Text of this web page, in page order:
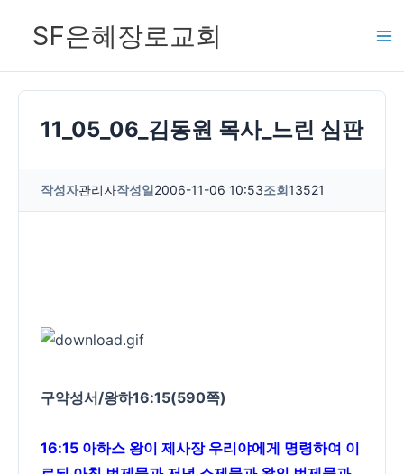
SF은혜장로교회
11_05_06_김동원 목사_느린 심판
작성자관리자작성일2006-11-06 10:53조회13521
구약성서/왕하16:15(590쪽)
16:15 아하스 왕이 제사장 우리야에게 명령하여 이